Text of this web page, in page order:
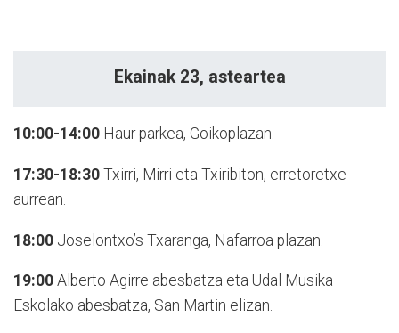
Ekainak 23, asteartea
10:00-14:00 Haur parkea, Goikoplazan.
17:30-18:30 Txirri, Mirri eta Txiribiton, erretoretxe
aurrean.
18:00 Joselontxo’s Txaranga, Nafarroa plazan.
19:00 Alberto Agirre abesbatza eta Udal Musika
Eskolako abesbatza, San Martin elizan.